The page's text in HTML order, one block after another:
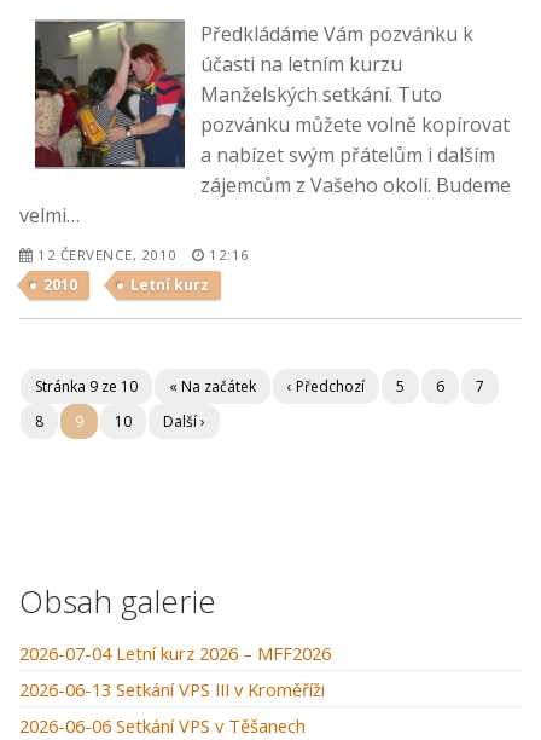
Předkládáme Vám pozvánku k
účasti na letním kurzu
Manželských setkání. Tuto
pozvánku můžete volně kopírovat
a nabízet svým přátelům i dalším
zájemcům z Vašeho okolí. Budeme
velmi…
12 ČERVENCE, 2010 12:16
2010 Letní kurz
Stránka 9 ze 10 « Na začátek ‹ Předchozí 5 6
7
8
9 10 Další ›
Obsah galerie
2026-07-04 Letní kurz 2026 – MFF2026
2026-06-13 Setkání VPS III v Kroměříži
2026-06-06 Setkání VPS v Těšanech